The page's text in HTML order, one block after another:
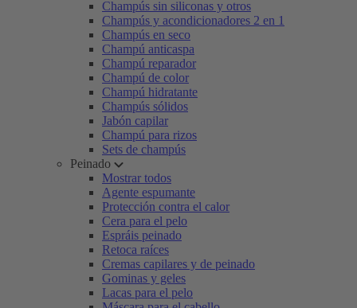
Champús sin siliconas y otros
Champús y acondicionadores 2 en 1
Champús en seco
Champú anticaspa
Champú reparador
Champú de color
Champú hidratante
Champús sólidos
Jabón capilar
Champú para rizos
Sets de champús
Peinado
Mostrar todos
Agente espumante
Protección contra el calor
Cera para el pelo
Espráis peinado
Retoca raíces
Cremas capilares y de peinado
Gominas y geles
Lacas para el pelo